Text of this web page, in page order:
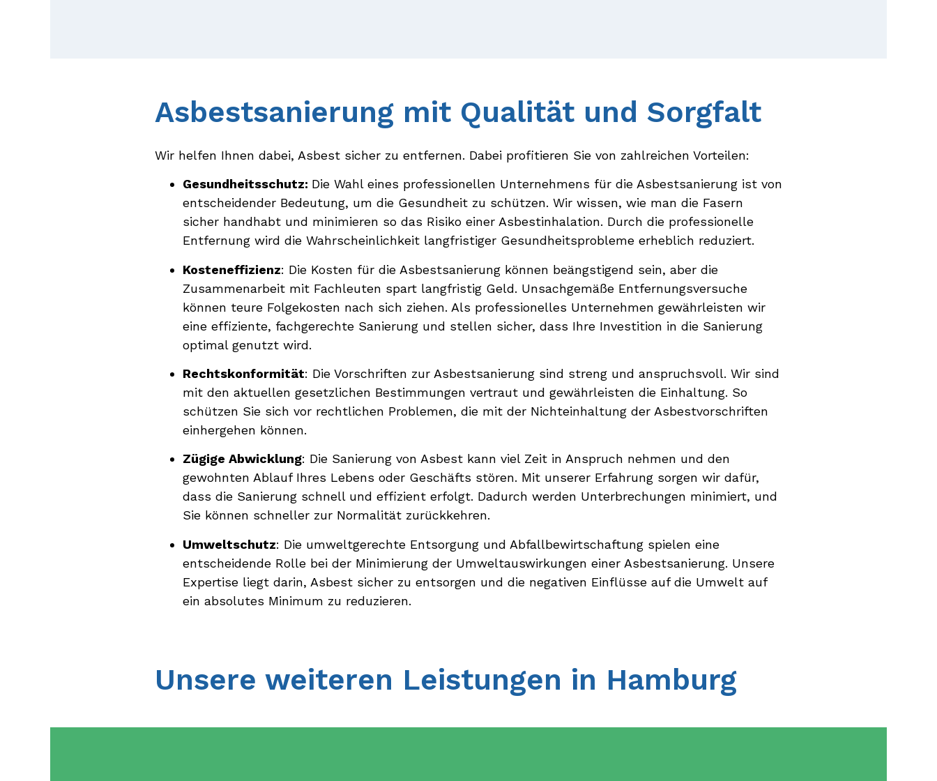
Asbestsanierung mit Qualität und Sorgfalt
Wir helfen Ihnen dabei, Asbest sicher zu entfernen. Dabei profitieren Sie von zahlreichen Vorteilen:
Gesundheitsschutz: Die Wahl eines professionellen Unternehmens für die Asbestsanierung ist von
entscheidender Bedeutung, um die Gesundheit zu schützen. Wir wissen, wie man die Fasern
sicher handhabt und minimieren so das Risiko einer Asbestinhalation. Durch die professionelle
Entfernung wird die Wahrscheinlichkeit langfristiger Gesundheitsprobleme erheblich reduziert.
Kosteneffizienz: Die Kosten für die Asbestsanierung können beängstigend sein, aber die
Zusammenarbeit mit Fachleuten spart langfristig Geld. Unsachgemäße Entfernungsversuche
können teure Folgekosten nach sich ziehen. Als professionelles Unternehmen gewährleisten wir
eine effiziente, fachgerechte Sanierung und stellen sicher, dass Ihre Investition in die Sanierung
optimal genutzt wird.
Rechtskonformität: Die Vorschriften zur Asbestsanierung sind streng und anspruchsvoll. Wir sind
mit den aktuellen gesetzlichen Bestimmungen vertraut und gewährleisten die Einhaltung. So
schützen Sie sich vor rechtlichen Problemen, die mit der Nichteinhaltung der Asbestvorschriften
einhergehen können.
Zügige Abwicklung: Die Sanierung von Asbest kann viel Zeit in Anspruch nehmen und den
gewohnten Ablauf Ihres Lebens oder Geschäfts stören. Mit unserer Erfahrung sorgen wir dafür,
dass die Sanierung schnell und effizient erfolgt. Dadurch werden Unterbrechungen minimiert, und
Sie können schneller zur Normalität zurückkehren.
Umweltschutz: Die umweltgerechte Entsorgung und Abfallbewirtschaftung spielen eine
entscheidende Rolle bei der Minimierung der Umweltauswirkungen einer Asbestsanierung. Unsere
Expertise liegt darin, Asbest sicher zu entsorgen und die negativen Einflüsse auf die Umwelt auf
ein absolutes Minimum zu reduzieren.
Unsere weiteren Leistungen in Hamburg